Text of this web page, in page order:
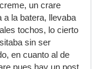
un crare
a la batera, llevaba
tochos, lo cierto
sin ser
en cuanto al de